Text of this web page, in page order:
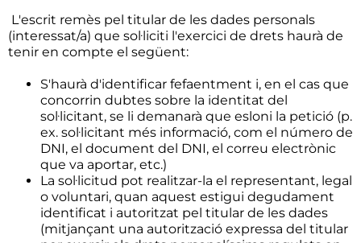
L'escrit remès pel titular de les dades personals
(interessat/a) que sol·liciti l'exercici de drets haurà de
tenir en compte el següent:
S'haurà d'identificar fefaentment i, en el cas que
concorrin dubtes sobre la identitat del
sol·licitant, se li demanarà que esloni la petició (p.
ex. sol·licitant més informació, com el número de
DNI, el document del DNI, el correu electrònic
que va aportar, etc.)
La sol·licitud pot realitzar-la el representant, legal
o voluntari, quan aquest estigui degudament
identificat i autoritzat pel titular de les dades
(mitjançant una autorització expressa del titular